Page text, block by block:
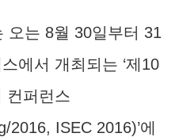
오는 8월 30일부터 31
에서 개최되는 ‘제10
컨퍼런스
ISEC 2016)’에